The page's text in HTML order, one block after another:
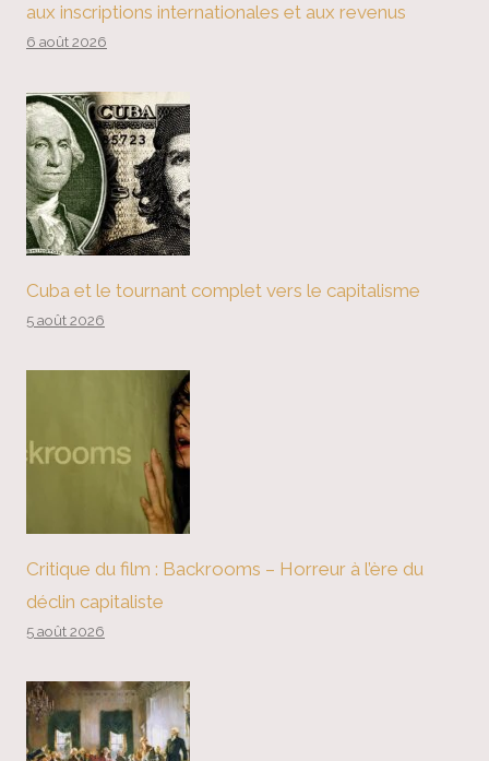
aux inscriptions internationales et aux revenus
6 août 2026
Cuba et le tournant complet vers le capitalisme
5 août 2026
Critique du film : Backrooms – Horreur à l’ère du
déclin capitaliste
5 août 2026